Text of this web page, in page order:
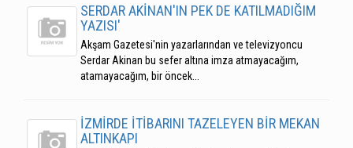
SERDAR AKİNAN'IN PEK DE KATILMADIĞIM
YAZISI'
Akşam Gazetesi'nin yazarlarından ve televizyoncu
Serdar Akinan bu sefer altına imza atmayacağım,
atamayacağım, bir öncek...
İZMİRDE İTİBARINI TAZELEYEN BİR MEKAN
ALTINKAPI